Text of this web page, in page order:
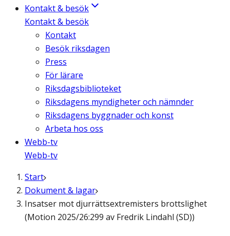
Kontakt & besök
Kontakt & besök
Kontakt
Besök riksdagen
Press
För lärare
Riksdagsbiblioteket
Riksdagens myndigheter och nämnder
Riksdagens byggnader och konst
Arbeta hos oss
Webb-tv
Webb-tv
Start
Dokument & lagar
Insatser mot djurrättsextremisters brottslighet
(Motion 2025/26:299 av Fredrik Lindahl (SD))